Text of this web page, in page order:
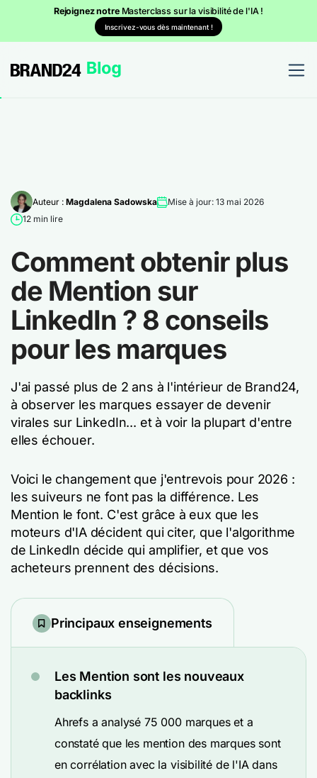
Rejoignez notre Masterclass sur la visibilité de l'IA !
Inscrivez-vous dès maintenant !
Auteur : Magdalena Sadowska
Mise à jour: 13 mai 2026
12 min lire
Comment obtenir plus
de Mention sur
LinkedIn ? 8 conseils
pour les marques
J'ai passé plus de 2 ans à l'intérieur de Brand24,
à observer les marques essayer de devenir
virales sur LinkedIn... et à voir la plupart d'entre
elles échouer.
Voici le changement que j'entrevois pour 2026 :
les suiveurs ne font pas la différence. Les
Mention le font. C'est grâce à eux que les
moteurs d'IA décident qui citer, que l'algorithme
de LinkedIn décide qui amplifier, et que vos
acheteurs prennent des décisions.
Principaux enseignements
Les Mention sont les nouveaux
backlinks
Ahrefs a analysé 75 000 marques et a
constaté que les mention des marques sont
en corrélation avec la visibilité de l'IA dans